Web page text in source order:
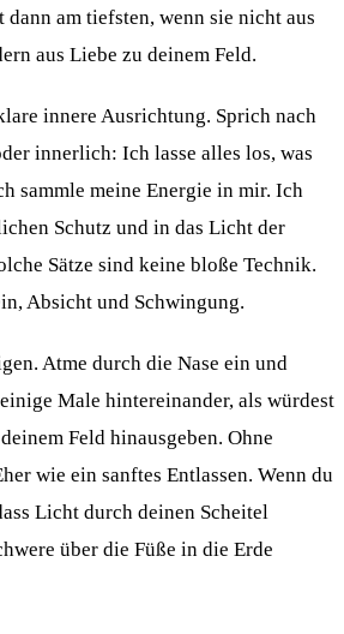
am tiefsten, wenn sie nicht aus
aus Liebe zu deinem Feld.
innere Ausrichtung. Sprich nach
innerlich: Ich lasse alles los, was
sammle meine Energie in mir. Ich
Schutz und in das Licht der
Sätze sind keine bloße Technik.
Absicht und Schwingung.
Atme durch die Nase ein und
Male hintereinander, als würdest
Feld hinausgeben. Ohne
wie ein sanftes Entlassen. Wenn du
Licht durch deinen Scheitel
über die Füße in die Erde